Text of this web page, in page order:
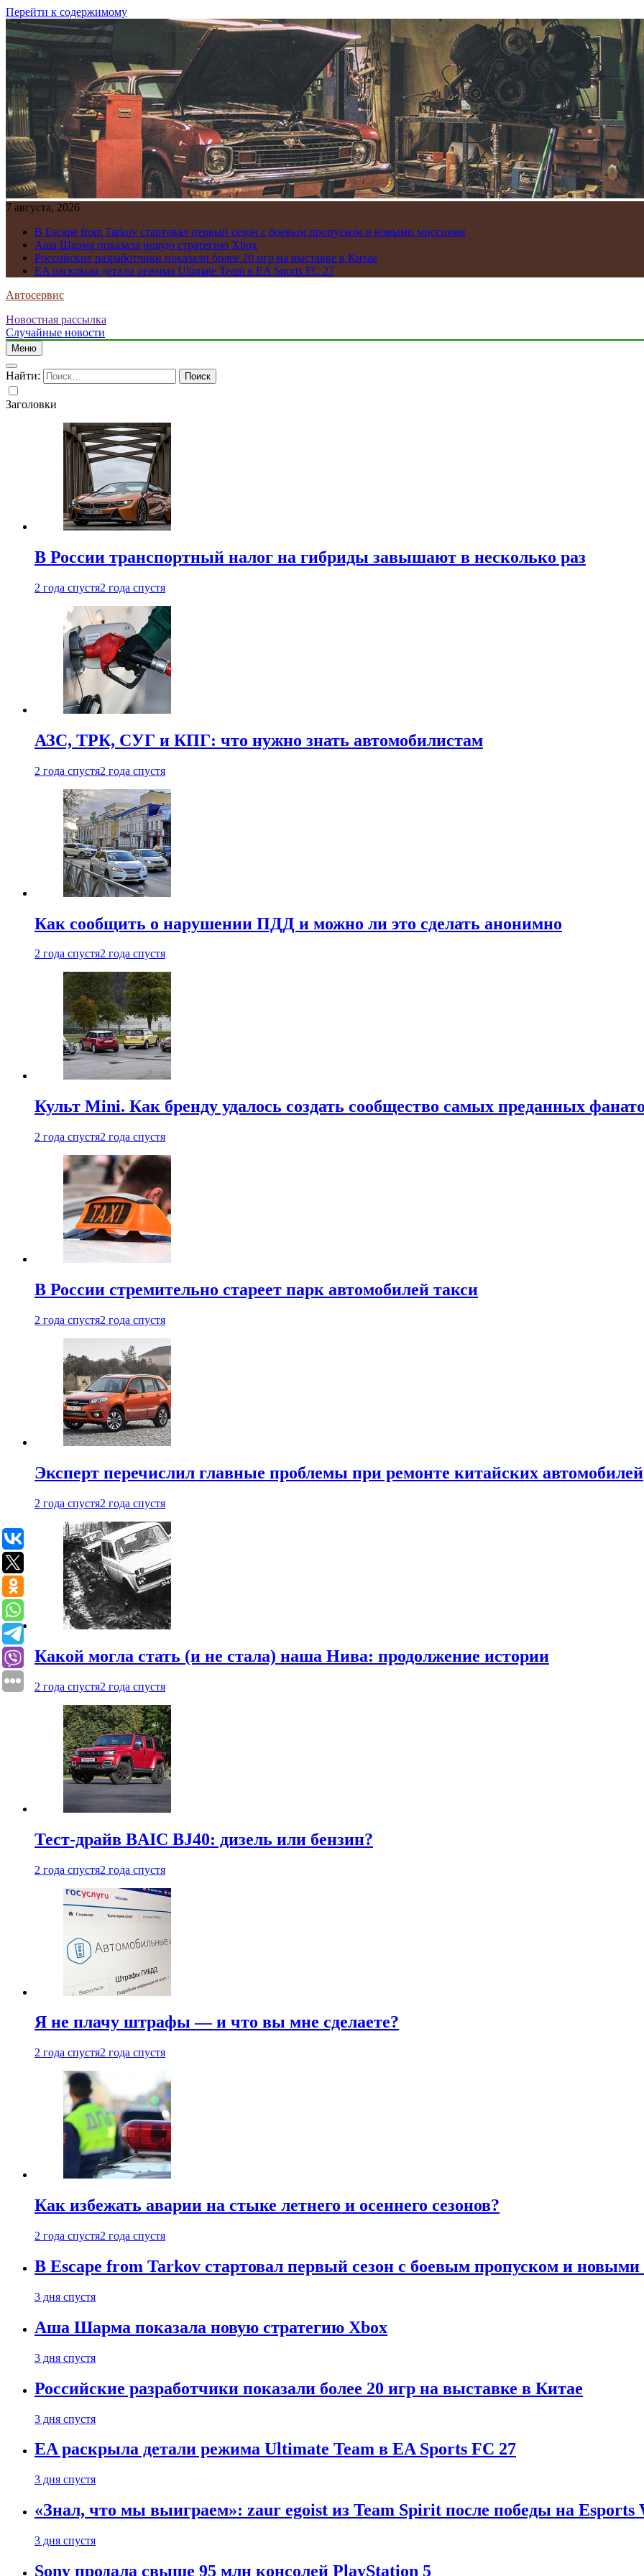
Перейти к содержимому
7 августа, 2026
В Escape from Tarkov стартовал первый сезон с боевым пропуском и новыми миссиями
Аша Шарма показала новую стратегию Xbox
Российские разработчики показали более 20 игр на выставке в Китае
EA раскрыла детали режима Ultimate Team в EA Sports FC 27
Автосервис
Новостная рассылка
Случайные новости
Меню
Найти:
Заголовки
В России транспортный налог на гибриды завышают в несколько раз
2 года спустя2 года спустя
АЗС, ТРК, СУГ и КПГ: что нужно знать автомобилистам
2 года спустя2 года спустя
Как сообщить о нарушении ПДД и можно ли это сделать анонимно
2 года спустя2 года спустя
Культ Mini. Как бренду удалось создать сообщество самых преданных
2 года спустя2 года спустя
В России стремительно стареет парк автомобилей такси
2 года спустя2 года спустя
Эксперт перечислил главные проблемы при ремонте китайских автомобилей
2 года спустя2 года спустя
Какой могла стать (и не стала) наша Нива: продолжение истории
2 года спустя2 года спустя
Тест-драйв BAIC BJ40: дизель или бензин?
2 года спустя2 года спустя
Я не плачу штрафы — и что вы мне сделаете?
2 года спустя2 года спустя
Как избежать аварии на стыке летнего и осеннего сезонов?
2 года спустя2 года спустя
В Escape from Tarkov стартовал первый сезон с боевым пропуском и
3 дня спустя
Аша Шарма показала новую стратегию Xbox
3 дня спустя
Российские разработчики показали более 20 игр на выставке в Китае
3 дня спустя
EA раскрыла детали режима Ultimate Team в EA Sports FC 27
3 дня спустя
«Знал, что мы выиграем»: zaur egoist из Team Spirit после победы на Esports
3 дня спустя
Sony продала свыше 95 млн консолей PlayStation 5